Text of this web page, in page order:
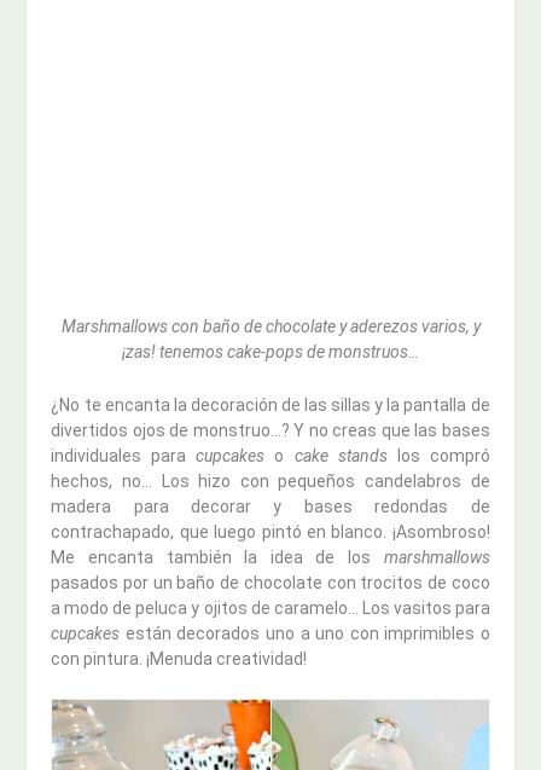
Marshmallows con baño de chocolate y aderezos varios, y
¡zas! tenemos cake-pops de monstruos…
¿No te encanta la decoración de las sillas y la pantalla de
divertidos ojos de monstruo…? Y no creas que las bases
individuales paracupcakes o cake standslos compró
hechos, no… Los hizo con pequeños candelabros de
madera para decorar y bases redondas de
contrachapado, que luego pintó en blanco. ¡Asombroso!
Me encanta también la idea de los marshmallows
pasados por un baño de chocolate con trocitos de coco
a modo de peluca y ojitos de caramelo… Los vasitos para
cupcakes están decorados uno a uno con imprimibles o
con pintura. ¡Menuda creatividad!